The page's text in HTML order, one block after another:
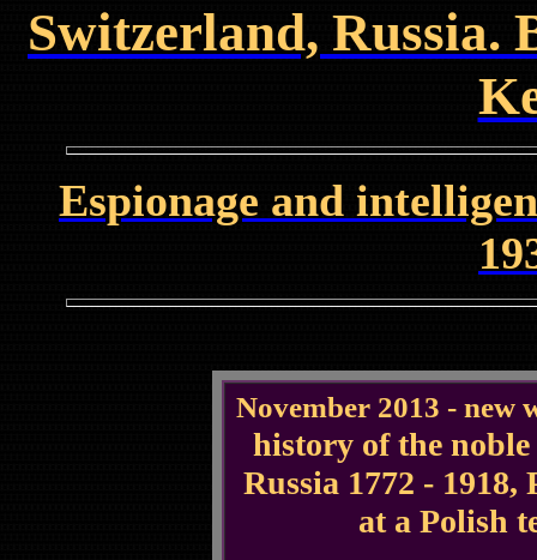
Switzerland, Russia.
Espionage and
November 2013 - new
history of the
Russia 1772 - 1918,
at a Polish